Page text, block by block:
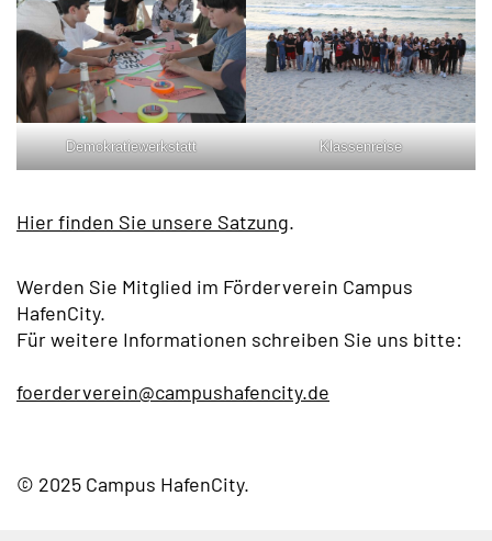
Demokratiewerkstatt Klassenreise
Hier finden Sie unsere Satzung.
Werden Sie Mitglied im Förderverein Campus
HafenCity.
Für weitere Informationen schreiben Sie uns bitte:
foerderverein@campushafencity.de
© 2025 Campus HafenCity